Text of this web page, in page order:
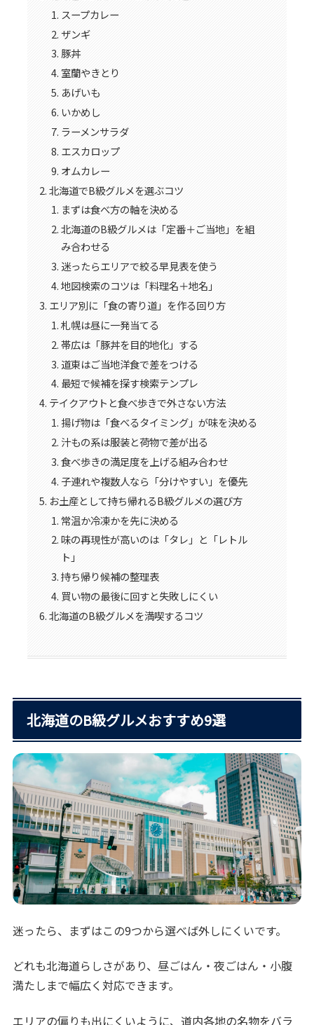
スープカレー
ザンギ
豚丼
室蘭やきとり
あげいも
いかめし
ラーメンサラダ
エスカロップ
オムカレー
北海道でB級グルメを選ぶコツ
まずは食べ方の軸を決める
北海道のB級グルメは「定番＋ご当地」を組
み合わせる
迷ったらエリアで絞る早見表を使う
地図検索のコツは「料理名＋地名」
エリア別に「食の寄り道」を作る回り方
札幌は昼に一発当てる
帯広は「豚丼を目的地化」する
道東はご当地洋食で差をつける
最短で候補を探す検索テンプレ
テイクアウトと食べ歩きで外さない方法
揚げ物は「食べるタイミング」が味を決める
汁もの系は服装と荷物で差が出る
食べ歩きの満足度を上げる組み合わせ
子連れや複数人なら「分けやすい」を優先
お土産として持ち帰れるB級グルメの選び方
常温か冷凍かを先に決める
味の再現性が高いのは「タレ」と「レトル
ト」
持ち帰り候補の整理表
買い物の最後に回すと失敗しにくい
北海道のB級グルメを満喫するコツ
北海道のB級グルメおすすめ9選
迷ったら、まずはこの9つから選べば外しにくいです。
どれも北海道らしさがあり、昼ごはん・夜ごはん・小腹
満たしまで幅広く対応できます。
エリアの偏りも出にくいように、道内各地の名物をバラ